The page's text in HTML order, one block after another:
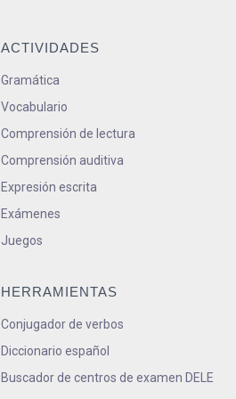
ACTIVIDADES
Gramática
Vocabulario
Comprensión de lectura
Comprensión auditiva
Expresión escrita
Exámenes
Juegos
HERRAMIENTAS
Conjugador de verbos
Diccionario español
Buscador de centros de examen DELE